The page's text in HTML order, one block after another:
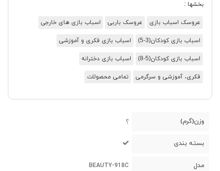
بخشها :
عروسک اسباب بازی عروسک باربی اسباب بازی های خارجی
اسباب بازی کودکان(3-5) اسباب بازی فکری و آموزشی
اسباب بازی کودکان(5-8) اسباب بازی دخترانه
فکری، آموزشی و سرگرمی تمامی محصولات
وزن(گرم) ؟
بسته بندی
مدل BEAUTY-918C